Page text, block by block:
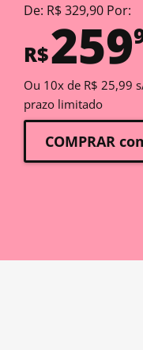
De: R$ 329,90 Por:
R$259
Ou 10x de R$ 25,99
prazo limitado
COMPRAR